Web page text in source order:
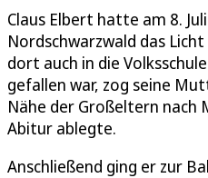
Claus Elbert hatte am 8.
Nordschwarzwald das
dort auch in die
gefallen war, zog seine
Nähe der Großeltern nach
Abitur ablegte.
Anschließend ging er zur